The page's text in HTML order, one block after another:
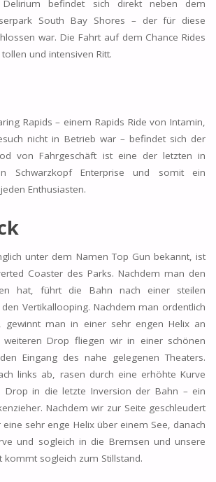
Delirium befindet sich direkt neben dem
South Bay Shores – der für diese
war. Die Fahrt auf dem Chance Rides
und intensiven Ritt.
Rapids – einem Rapids Ride von Intamin,
nicht in Betrieb war – befindet sich der
von Fahrgeschäft ist eine der letzten in
Schwarzkopf Enterprise und somit ein
Enthusiasten.
unter dem Namen Top Gun bekannt, ist
Coaster des Parks. Nachdem man den
hat, führt die Bahn nach einer steilen
Vertikallooping. Nachdem man ordentlich
gewinnt man in einer sehr engen Helix an
weiteren Drop fliegen wir in einer schönen
Eingang des nahe gelegenen Theaters.
links ab, rasen durch eine erhöhte Kurve
Drop in die letzte Inversion der Bahn – ein
Nachdem wir zur Seite geschleudert
sehr enge Helix über einem See, danach
und sogleich in die Bremsen und unsere
kommt sogleich zum Stillstand.